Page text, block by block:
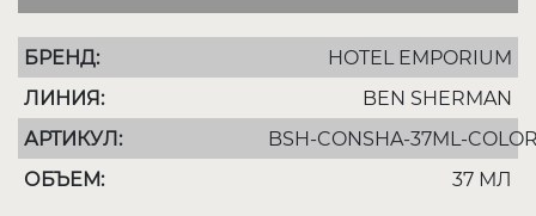
БРЕНД:
HOTEL EMPORIUM
ЛИНИЯ:
BEN SHERMAN
АРТИКУЛ:
BSH-CONSHA-37ML-
ОБЪЕМ:
37 МЛ